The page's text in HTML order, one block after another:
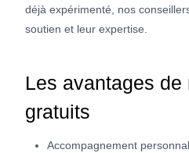
déjà expérimenté, nos
soutien et leur expertise.
Les avantages
gratuits
Accompagnement